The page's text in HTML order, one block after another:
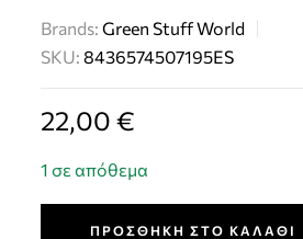
Brands:Green Stuff World
SKU:8436574507195ES
22,00€
1 σε απόθεμα
ΠΡΟΣΘΉΚΗ ΣΤΟ ΚΑΛΆΘΙ